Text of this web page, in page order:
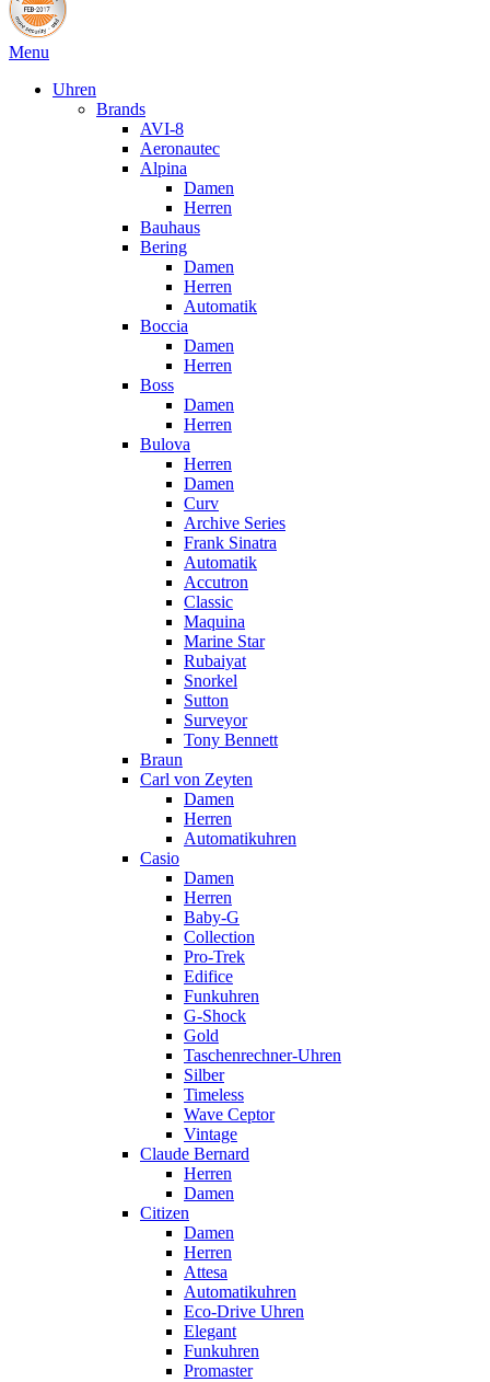
Menu
Uhren
Brands
AVI-8
Aeronautec
Alpina
Damen
Herren
Bauhaus
Bering
Damen
Herren
Automatik
Boccia
Damen
Herren
Boss
Damen
Herren
Bulova
Herren
Damen
Curv
Archive Series
Frank Sinatra
Automatik
Accutron
Classic
Maquina
Marine Star
Rubaiyat
Snorkel
Sutton
Surveyor
Tony Bennett
Braun
Carl von Zeyten
Damen
Herren
Automatikuhren
Casio
Damen
Herren
Baby-G
Collection
Pro-Trek
Edifice
Funkuhren
G-Shock
Gold
Taschenrechner-Uhren
Silber
Timeless
Wave Ceptor
Vintage
Claude Bernard
Herren
Damen
Citizen
Damen
Herren
Attesa
Automatikuhren
Eco-Drive Uhren
Elegant
Funkuhren
Promaster